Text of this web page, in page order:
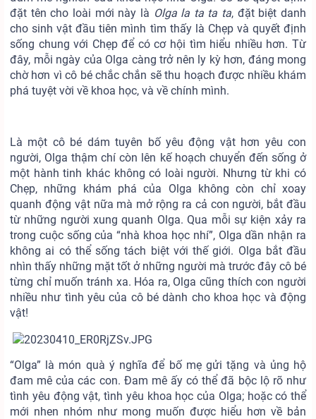
đặt tên cho loài mới này là Olga la ta ta ta, đặt biệt danh
cho sinh vật đầu tiên mình tìm thấy là Chẹp và quyết định
sống chung với Chẹp để có cơ hội tìm hiểu nhiều hơn. Từ
đây, mỗi ngày của Olga càng trở nên ly kỳ hơn, đáng mong
chờ hơn vì cô bé chắc chắn sẽ thu hoạch được nhiều khám
phá tuyệt vời về khoa học, và về chính mình.
Là một cô bé dám tuyên bố yêu động vật hơn yêu con
người, Olga thậm chí còn lên kế hoạch chuyển đến sống ở
một hành tinh khác không có loài người. Nhưng từ khi có
Chẹp, những khám phá của Olga không còn chỉ xoay
quanh động vật nữa mà mở rộng ra cả con người, bắt đầu
từ những người xung quanh Olga. Qua mỗi sự kiện xảy ra
trong cuộc sống của “nhà khoa học nhí”, Olga dần nhận ra
không ai có thể sống tách biệt với thế giới. Olga bắt đầu
nhìn thấy những mặt tốt ở những người mà trước đây cô bé
từng chỉ muốn tránh xa. Hóa ra, Olga cũng thích con người
nhiều như tình yêu của cô bé dành cho khoa học và động
vật!
“Olga” là món quà ý nghĩa để bố mẹ gửi tặng và ủng hộ
đam mê của các con. Đam mê ấy có thể đã bộc lộ rõ như
tình yêu động vật, tình yêu khoa học của Olga; hoặc có thể
mới nhen nhóm như mong muốn được hiểu hơn về bản